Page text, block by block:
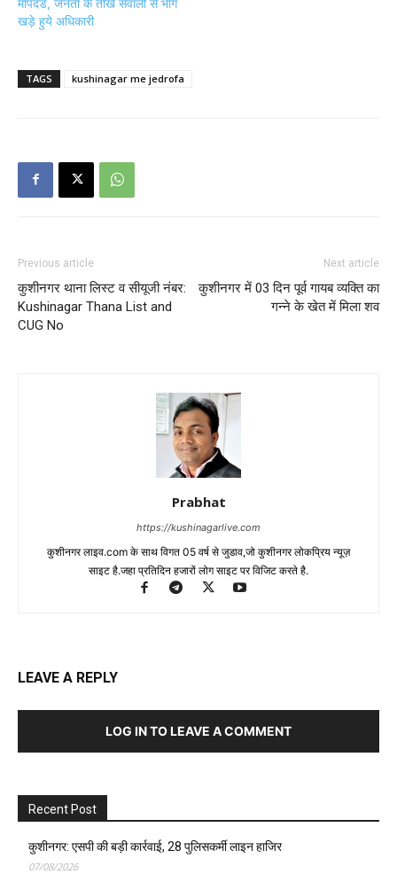
खड़े हुये अधिकारी
TAGS kushinagar me jedrofa
Previous article
कुशीनगर थाना लिस्ट व सीयूजी नंबर:
Kushinagar Thana List and
CUG No
Next article
कुशीनगर में 03 दिन पूर्व गायब व्यक्ति का
गन्ने के खेत में मिला शव
Prabhat
https://kushinagarlive.com
कुशीनगर लाइव.com के साथ विगत 05 वर्ष से जुडाव,जो कुशीनगर लोकप्रिय न्यूज़
साइट है.जहा प्रतिदिन हजारों लोग साइट पर विजिट करते है.
LEAVE A REPLY
LOG IN TO LEAVE A COMMENT
Recent Post
कुशीनगर: एसपी की बड़ी कार्रवाई, 28 पुलिसकर्मी लाइन हाजिर
07/08/2026